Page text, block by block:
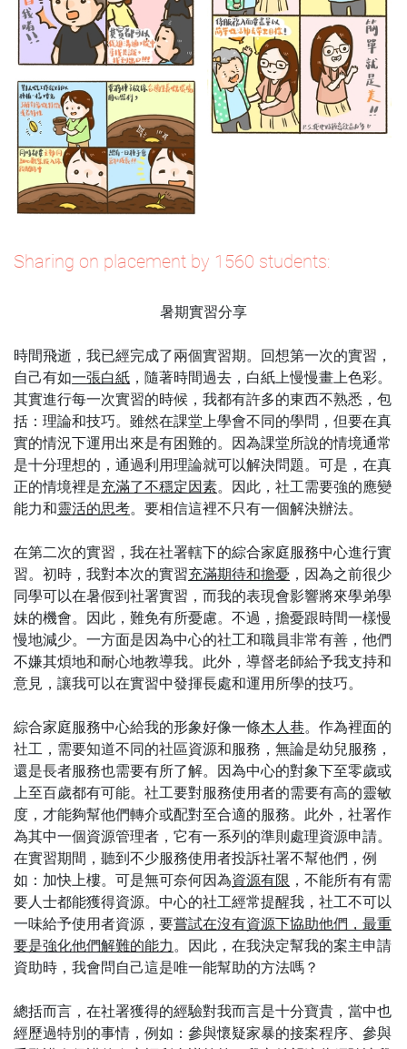
Sharing on placement by 1560 students:
暑期實習分享
時間飛逝，我已經完成了兩個實習期。回想第一次的實習，
自己有如一張白紙 ，隨著時間過去，白紙上慢慢畫上色彩。
其實進行每一次實習的時候，我都有許多的東西不熟悉，包
括：理論和技巧。雖然在課堂上學會不同的學問，但要在真
實的情況下運用出來是有困難的。因為課堂所說的情境通常
是十分理想的，通過利用理論就可以解決問題。可是，在真
正的情境裡是充滿了不穩定因素。因此，社工需要強的應變
能力和靈活的思考。要相信這裡不只有一個解決辦法。
在第二次的實習，我在社署轄下的綜合家庭服務中心進行實
習。初時，我對本次的實習充滿期待和擔憂 ，因為之前很少
同學可以在暑假到社署實習，而我的表現會影響將來學弟學
妹的機會。因此，難免有所憂慮。不過，擔憂跟時間一樣慢
慢地減少。一方面是因為中心的社工和職員非常有善，他們
不嫌其煩地和耐心地教導我。此外，導督老師給予我支持和
意見，讓我可以在實習中發揮長處和運用所學的技巧。
綜合家庭服務中心給我的形象好像一條木人巷。作為裡面的
社工，需要知道不同的社區資源和服務，無論是幼兒服務，
還是長者服務也需要有所了解。因為中心的對象下至零歲或
上至百歲都有可能。社工要對服務使用者的需要有高的靈敏
度，才能夠幫他們轉介或配對至合適的服務。此外，社署作
為其中一個資源管理者，它有一系列的準則處理資源申請。
在實習期間，聽到不少服務使用者投訴社署不幫他們，例
如：加快上樓。可是無可奈何因為資源有限 ，不能所有有需
要人士都能獲得資源。中心的社工經常提醒我，社工不可以
一味給予使用者資源，要嘗試在沒有資源下協助他們，最重
要是強化他們解難的能力。因此，在我決定幫我的案主申請
資助時，我會問自己這是唯一能幫助的方法嗎？
總括而言，在社署獲得的經驗對我而言是十分寶貴，當中也
經歷過特別的事情，例如：參與懷疑家暴的接案程序、參與